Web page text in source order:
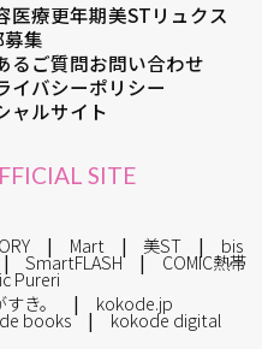
医療更年期美STリュクス
集
るご質問お問い合わせ
イバシーポリシー
ャルサイト
SITE
Mart 美ST bis
SmartFLASH COMIC熱帯
Pureri
き。 kokode.jp
books kokode digital